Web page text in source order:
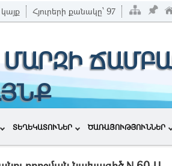
Հյուրերի քանակը՝ 97
ՏԵՂԵԿԱՏՈՒՆԵՐ ԾԱՌԱՅՈՒԹՅՈՒՆՆԵՐ